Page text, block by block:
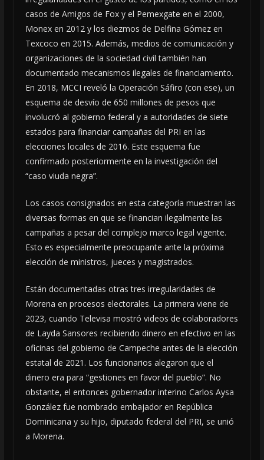
casos de Amigos de Fox y el Pemexgate en el 2000,
Monex en 2012 y los diezmos de Delfina Gómez en
Texcoco en 2015. Además, medios de comunicación y
organizaciones de la sociedad civil también han
documentado mecanismos ilegales de financiamiento.
En 2018, MCCI reveló la Operación Sáfiro (con ese), un
esquema de desvío de 650 millones de pesos que
involucró al gobierno federal y a autoridades de siete
estados para financiar campañas del PRI en las
elecciones locales de 2016. Este esquema fue
confirmado posteriormente en la investigación del
“caso viuda negra”.
Los casos consignados en esta categoría muestran las
diversas formas en que se financian ilegalmente las
campañas a pesar del complejo marco legal vigente.
Esto es especialmente preocupante ante la próxima
elección de ministros, jueces y magistrados.
Están documentadas otras tres irregularidades de
Morena en procesos electorales. La primera viene de
2023, cuando Televisa mostró videos de colaboradores
de Layda Sansores recibiendo dinero en efectivo en las
oficinas del gobierno de Campeche antes de la elección
estatal de 2021. Los funcionarios alegaron que el
dinero era para “gestiones en favor del pueblo”. No
obstante, el entonces gobernador interino Carlos Aysa
González fue nombrado embajador en República
Dominicana y su hijo, diputado federal del PRI, se unió
a Morena.